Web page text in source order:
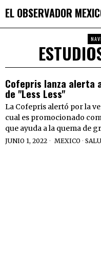
EL OBSERVADOR
Cofepris lanza alerta
de "Less Less"
La Cofepris alertó por la
cual es promocionado
que ayuda a la quema de
JUNIO 1, 2022 MEXICO ·